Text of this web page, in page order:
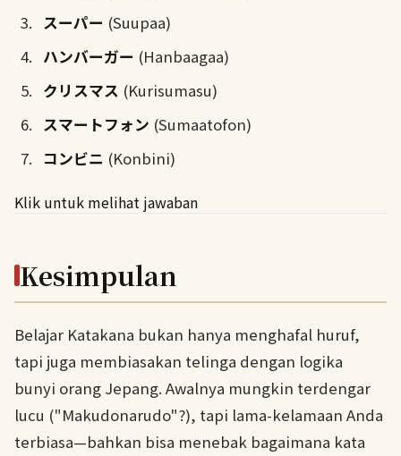
スーパー (Suupaa)
ハンバーガー (Hanbaagaa)
クリスマス (Kurisumasu)
スマートフォン (Sumaatofon)
コンビニ (Konbini)
Klik untuk melihat jawaban
Kesimpulan
Belajar Katakana bukan hanya menghafal huruf,
tapi juga membiasakan telinga dengan logika
bunyi orang Jepang. Awalnya mungkin terdengar
lucu ("Makudonarudo"?), tapi lama-kelamaan Anda
terbiasa—bahkan bisa menebak bagaimana kata